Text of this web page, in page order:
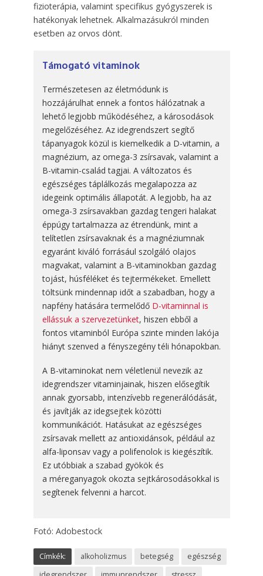
fizioterápia, valamint specifikus gyógyszerek is
hatékonyak lehetnek. Alkalmazásukról minden
esetben az orvos dönt.
Támogató vitaminok
Természetesen az életmódunk is
hozzájárulhat ennek a fontos hálózatnak a
lehető legjobb működéséhez, a károsodások
megelőzéséhez. Az idegrendszert segítő
tápanyagok közül is kiemelkedik a D-vitamin, a
magnézium, az omega-3 zsírsavak, valamint a
B-vitamin-család tagjai. A változatos és
egészséges táplálkozás megalapozza az
idegeink optimális állapotát. A legjobb, ha az
omega-3 zsírsavakban gazdag tengeri halakat
éppúgy tartalmazza az étrendünk, mint a
telítetlen zsírsavaknak és a magnéziumnak
egyaránt kiváló forrásául szolgáló olajos
magvakat, valamint a B-vitaminokban gazdag
tojást, húsféléket és tejtermékeket. Emellett
töltsünk mindennap időt a szabadban, hogy a
napfény hatására termelődő D-vitaminnal is
ellássuk a szervezetünket, hiszen ebből a
fontos vitaminból Európa szinte minden lakója
hiányt szenved a fényszegény téli hónapokban.
A B-vitaminokat nem véletlenül nevezik az
idegrendszer vitaminjainak, hiszen elősegítik
annak gyorsabb, intenzívebb regenerálódását,
és javítják az idegsejtek közötti
kommunikációt. Hatásukat az egészséges
zsírsavak mellett az antioxidánsok, például az
alfa-liponsav vagy a polifenolok is kiegészítik.
Ez utóbbiak a szabad gyökök és
a méreganyagok okozta sejtkárosodásokkal is
segítenek felvenni a harcot.
Fotó: Adobestock
Címkék: alkoholizmus betegség
egészség